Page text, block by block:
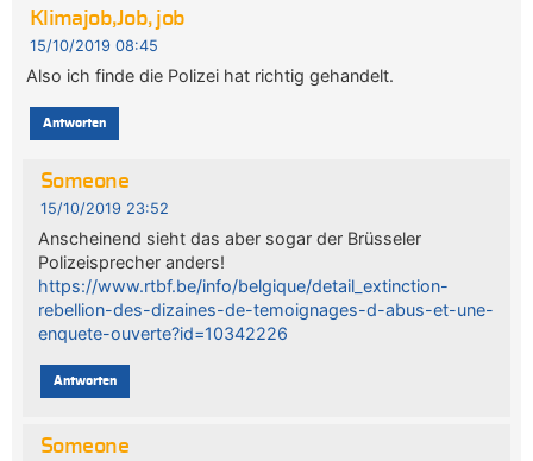
Klimajob,Job, job
15/10/2019 08:45
Also ich finde die Polizei hat richtig gehandelt.
Antworten
Someone
15/10/2019 23:52
Anscheinend sieht das aber sogar der Brüsseler
Polizeisprecher anders!
https://www.rtbf.be/info/belgique/detail_extinction-
rebellion-des-dizaines-de-temoignages-d-abus-et-une-
enquete-ouverte?id=10342226
Antworten
Someone